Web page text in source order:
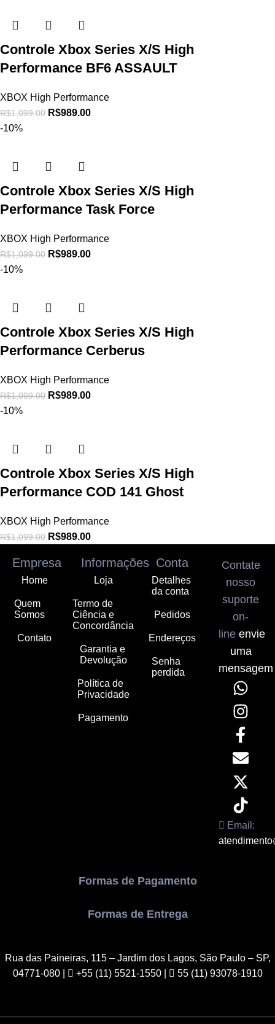
Controle Xbox Series X/S High
Performance BF6 ASSAULT
XBOX High Performance
R$1,099.00 R$989.00
-10%
Controle Xbox Series X/S High
Performance Task Force
XBOX High Performance
R$1,099.00 R$989.00
-10%
Controle Xbox Series X/S High
Performance Cerberus
XBOX High Performance
R$1,099.00 R$989.00
-10%
Controle Xbox Series X/S High
Performance COD 141 Ghost
XBOX High Performance
R$1,099.00 R$989.00
Empresa
Home
Quem
Somos
Contato
Informações
Loja
Termo de
Ciência e
Concordância
Garantia e
Devolução
Política de
Privacidade
Pagamento
Conta
Detalhes
da conta
Pedidos
Endereços
Senha
perdida
Contate
nosso
suporte
on-
line envie
uma
mensagem
Email:
Formas de Pagamento
Formas de Entrega
Rua das Paineiras, 115 – Jardim dos Lagos, São Paulo – SP,
04771-080| +55 (11) 5521-1550 | 55 (11) 93078-1910